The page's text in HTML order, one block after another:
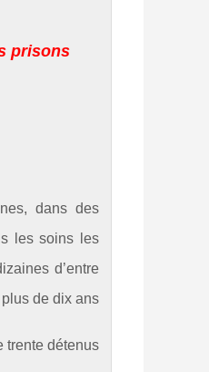
prisons
dans des
les soins les
d’entre
de dix ans…
détenus.